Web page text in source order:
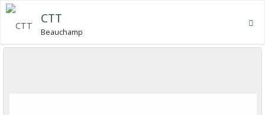
CTT
Beauchamp